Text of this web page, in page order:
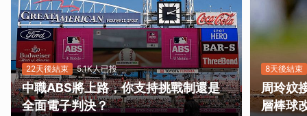
22天後結束 5.1K人已投
中職ABS將上路，你支持挑戰制還是
全面電子判決？
8天後結束
周玲妏
層棒球